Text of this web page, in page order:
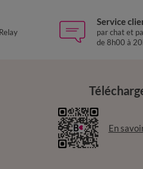
Service
par chat et
de 8h00 à
En